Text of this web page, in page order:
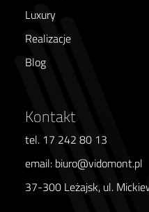
Luxury
Realizacje
Blog
Kontakt
tel. 17 242 80 13
email: biuro@vidomont.pl
37-300 Leżajsk, ul.